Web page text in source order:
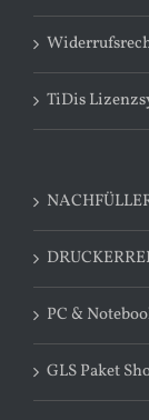
TiDis
PC &
GLS Paket